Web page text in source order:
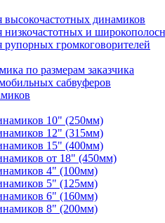
высокочастотных динамиков
низкочастотных и
громкоговорителей
по размерам заказчика
сабвуферов
10" (250мм)
12" (315мм)
15" (400мм)
от 18" (450мм)
4" (100мм)
5" (125мм)
6" (160мм)
8" (200мм)